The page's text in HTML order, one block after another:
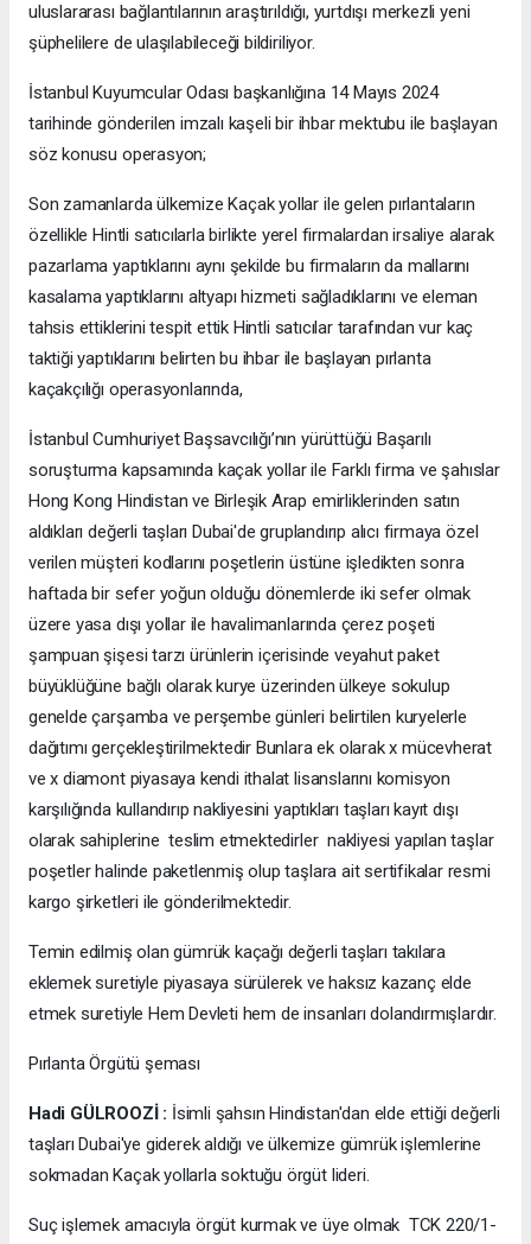
uluslararası bağlantılarının araştırıldığı, yurtdışı merkezli yeni
şüphelilere de ulaşılabileceği bildiriliyor.
İstanbul Kuyumcular Odası başkanlığına 14 Mayıs 2024
tarihinde gönderilen imzalı kaşeli bir ihbar mektubu ile başlayan
söz konusu operasyon;
Son zamanlarda ülkemize Kaçak yollar ile gelen pırlantaların
özellikle Hintli satıcılarla birlikte yerel firmalardan irsaliye alarak
pazarlama yaptıklarını aynı şekilde bu firmaların da mallarını
kasalama yaptıklarını altyapı hizmeti sağladıklarını ve eleman
tahsis ettiklerini tespit ettik Hintli satıcılar tarafından vur kaç
taktiği yaptıklarını belirten bu ihbar ile başlayan pırlanta
kaçakçılığı operasyonlarında,
İstanbul Cumhuriyet Başsavcılığı’nın yürüttüğü Başarılı
soruşturma kapsamında kaçak yollar ile Farklı firma ve şahıslar
Hong Kong Hindistan ve Birleşik Arap emirliklerinden satın
aldıkları değerli taşları Dubai'de gruplandırıp alıcı firmaya özel
verilen müşteri kodlarını poşetlerin üstüne işledikten sonra
haftada bir sefer yoğun olduğu dönemlerde iki sefer olmak
üzere yasa dışı yollar ile havalimanlarında çerez poşeti
şampuan şişesi tarzı ürünlerin içerisinde veyahut paket
büyüklüğüne bağlı olarak kurye üzerinden ülkeye sokulup
genelde çarşamba ve perşembe günleri belirtilen kuryelerle
dağıtımı gerçekleştirilmektedir Bunlara ek olarak x mücevherat
ve x diamont piyasaya kendi ithalat lisanslarını komisyon
karşılığında kullandırıp nakliyesini yaptıkları taşları kayıt dışı
olarak sahiplerine teslim etmektedirler nakliyesi yapılan taşlar
poşetler halinde paketlenmiş olup taşlara ait sertifikalar resmi
kargo şirketleri ile gönderilmektedir.
Temin edilmiş olan gümrük kaçağı değerli taşları takılara
eklemek suretiyle piyasaya sürülerek ve haksız kazanç elde
etmek suretiyle Hem Devleti hem de insanları dolandırmışlardır.
Pırlanta Örgütü şeması
Hadi GÜLROOZİ : İsimli şahsın Hindistan'dan elde ettiği değerli
taşları Dubai'ye giderek aldığı ve ülkemize gümrük işlemlerine
sokmadan Kaçak yollarla soktuğu örgüt lideri.
Suç işlemek amacıyla örgüt kurmak ve üye olmak TCK 220/1-